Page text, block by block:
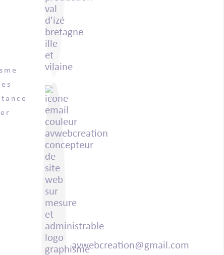
avwebcreation@gmail.com